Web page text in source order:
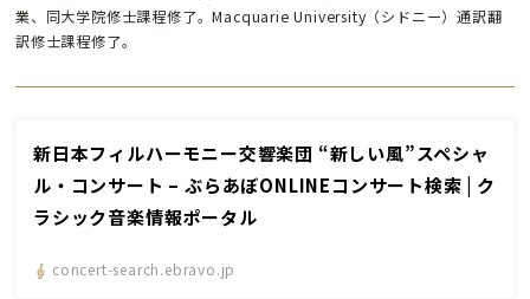
業、同大学院修士課程修了。Macquarie University（シドニー）通訳翻
訳修士課程修了。
新日本フィルハーモニー交響楽団 “新しい風”スペシャ
ル・コンサート – ぶらあぼONLINEコンサート検索 | ク
ラシック音楽情報ポータル
concert-search.ebravo.jp